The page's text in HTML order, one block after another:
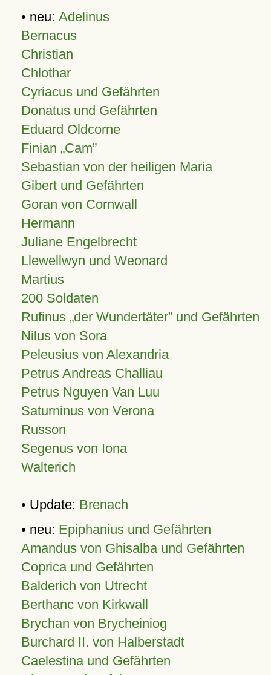
• neu: Adelinus
Bernacus
Christian
Chlothar
Cyriacus und Gefährten
Donatus und Gefährten
Eduard Oldcorne
Finian Cam
Sebastian von der heiligen Maria
Gibert und Gefährten
Goran von Cornwall
Hermann
Juliane Engelbrecht
Llewellwyn und Weonard
Martius
200 Soldaten
Rufinus „der Wundertäter” und Gefährten
Nilus von Sora
Peleusius von Alexandria
Petrus Andreas Challiau
Petrus Nguyen Van Luu
Saturninus von Verona
Russon
Segenus von Iona
Walterich
• Update: Brenach
• neu: Epiphanius und Gefährten
Amandus von Ghisalba und Gefährten
Coprica und Gefährten
Balderich von Utrecht
Berthanc von Kirkwall
Brychan von Brycheiniog
Burchard II. von Halberstadt
Caelestina und Gefährten